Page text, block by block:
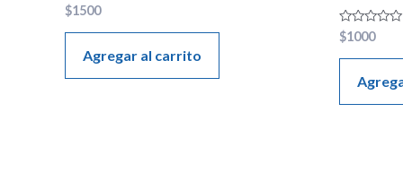
Valorado en
5.00
de 5
$1500
Agregar al carrito
Valorado
en
0
$1000